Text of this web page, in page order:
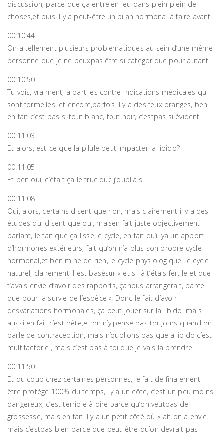
discussion, parce que ça entre en jeu dans plein plein de
choses,et puis il y a peut-être un bilan hormonal à faire avant.
00:10:44
On a tellement plusieurs problématiques au sein d’une même
personne que je ne peuxpas être si catégorique pour autant.
00:10:50
Tu vois, vraiment, à part les contre-indications médicales qui
sont formelles, et encore,parfois il y a des feux oranges, ben
en fait c’est pas si tout blanc, tout noir, c’estpas si évident.
00:11:03
Et alors, est-ce que la pilule peut impacter la libido?
00:11:05
Et ben oui, c’était ça le truc que j’oubliais.
00:11:08
Oui, alors, certains disent que non, mais clairement il y a des
études qui disent que oui, maisen fait juste objectivement
parlant, le fait que ça lisse le cycle, en fait qu’il ya un apport
d’hormones extérieurs, fait qu’on n’a plus son propre cycle
hormonal,et ben mine de rien, le cycle physiologique, le cycle
naturel, clairement il est basésur « et si là t’étais fertile et que
t’avais envie d’avoir des rapports, çanous arrangerait, parce
que pour la survie de l’espèce ». Donc le fait d’avoir
desvariations hormonales, ça peut jouer sur la libido, mais
aussi en fait c’est bête,et on n’y pense pas toujours quand on
parle de contraception, mais n’oublions pas quela libido c’est
multifactoriel, mais c’est pas à toi que je vais la prendre.
00:11:50
Et du coup chez certaines personnes, le fait de finalement
être protégé 100% du temps,il y a un côté, c’est un peu moins
dangereux, c’est terrible à dire parce qu’on veutpas de
grossesse, mais en fait il y a un petit côté où « ah on a envie,
mais c’estpas bien parce que peut-être qu’on devrait pas